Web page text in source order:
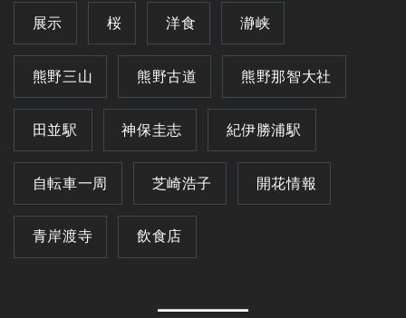
展示 桜 洋食 瀞峡
熊野三山 熊野古道 熊野那智大社
田並駅 神保圭志 紀伊勝浦駅
自転車一周 芝崎浩子 開花情報
青岸渡寺 飲食店